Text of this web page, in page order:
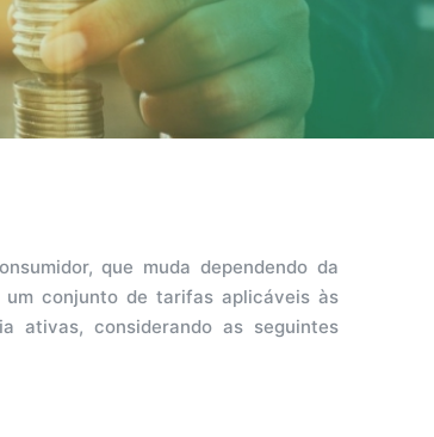
que muda dependendo da
conjunto de tarifas aplicáveis às
ativas, considerando as seguintes